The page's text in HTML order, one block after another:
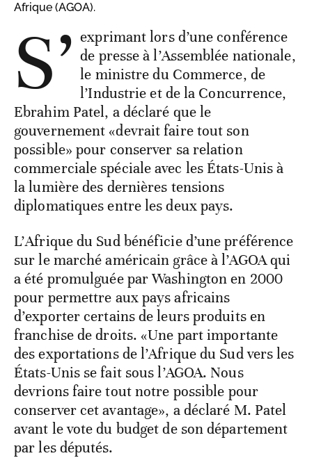
Afrique (AGOA).
S’ exprimant lors d’une conférence
de presse à l’Assemblée nationale,
le ministre du Commerce, de
l’Industrie et de la Concurrence,
Ebrahim Patel, a déclaré que le
gouvernement «devrait faire tout son
possible» pour conserver sa relation
commerciale spéciale avec les États-Unis à
la lumière des dernières tensions
diplomatiques entre les deux pays.
L’Afrique du Sud bénéficie d’une préférence
sur le marché américain grâce à l’AGOA qui
a été promulguée par Washington en 2000
pour permettre aux pays africains
d’exporter certains de leurs produits en
franchise de droits. «Une part importante
des exportations de l’Afrique du Sud vers les
États-Unis se fait sous l’AGOA. Nous
devrions faire tout notre possible pour
conserver cet avantage», a déclaré M. Patel
avant le vote du budget de son département
par les députés.